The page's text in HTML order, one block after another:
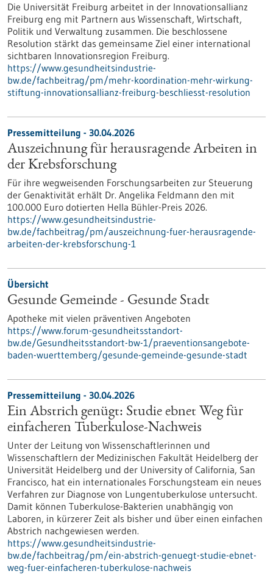
Die Universität Freiburg arbeitet in der Innovationsallianz
Freiburg eng mit Partnern aus Wissenschaft, Wirtschaft,
Politik und Verwaltung zusammen. Die beschlossene
Resolution stärkt das gemeinsame Ziel einer international
sichtbaren Innovationsregion Freiburg.
https://www.gesundheitsindustrie-
bw.de/fachbeitrag/pm/mehr-koordination-mehr-wirkung-
stiftung-innovationsallianz-freiburg-beschliesst-resolution
Pressemitteilung - 30.04.2026
Auszeichnung für herausragende Arbeiten in
der Krebsforschung
Für ihre wegweisenden Forschungsarbeiten zur Steuerung
der Genaktivität erhält Dr. Angelika Feldmann den mit
100.000 Euro dotierten Hella Bühler-Preis 2026.
https://www.gesundheitsindustrie-
bw.de/fachbeitrag/pm/auszeichnung-fuer-herausragende-
arbeiten-der-krebsforschung-1
Übersicht
Gesunde Gemeinde - Gesunde Stadt
Apotheke mit vielen präventiven Angeboten
https://www.forum-gesundheitsstandort-
bw.de/Gesundheitsstandort-bw-1/praeventionsangebote-
baden-wuerttemberg/gesunde-gemeinde-gesunde-stadt
Pressemitteilung - 30.04.2026
Ein Abstrich genügt: Studie ebnet Weg für
einfacheren Tuberkulose-Nachweis
Unter der Leitung von Wissenschaftlerinnen und
Wissenschaftlern der Medizinischen Fakultät Heidelberg der
Universität Heidelberg und der University of California, San
Francisco, hat ein internationales Forschungsteam ein neues
Verfahren zur Diagnose von Lungentuberkulose untersucht.
Damit können Tuberkulose-Bakterien unabhängig von
Laboren, in kürzerer Zeit als bisher und über einen einfachen
Abstrich nachgewiesen werden.
https://www.gesundheitsindustrie-
bw.de/fachbeitrag/pm/ein-abstrich-genuegt-studie-ebnet-
weg-fuer-einfacheren-tuberkulose-nachweis